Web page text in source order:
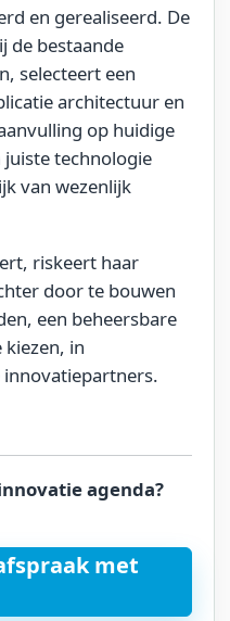
en gerealiseerd. De
de bestaande
selecteert een
architectuur en
op huidige
juiste technologie
van wezenlijk
riskeert haar
door te bouwen
een beheersbare
in
agenda?
met